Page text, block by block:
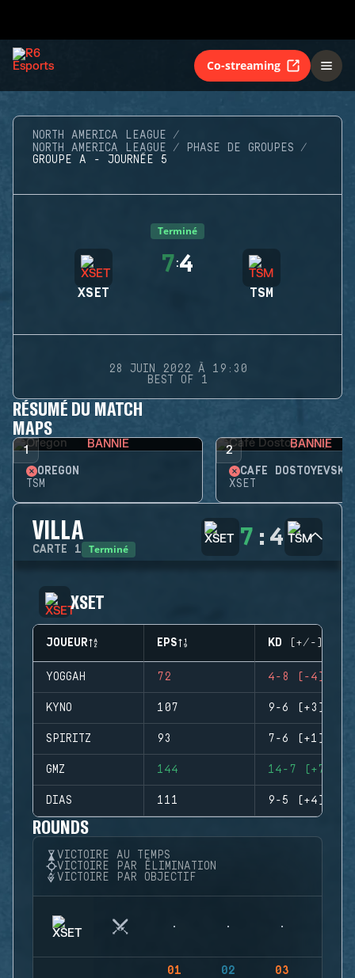
Co-streaming
NORTH AMERICA LEAGUE
NORTH AMERICA LEAGUE
PHASE DE GROUPES
GROUPE A - JOURNÉE 5
Terminé
XSET
7:4
TSM
28 JUIN 2022 À 19:30
BEST OF 1
RÉSUMÉ DU MATCH
MAPS
1 BANNIE
OREGON
TSM
2 BANNIE
CAFÉ DOSTOYEVSKY
XSET
VILLA
CARTE 1 Terminé 7 : 4
XSET
JOUEUR EPS KD (+/-)
YOGGAH 72 4-8 (-4)
KYNO 107 9-6 (+3)
SPIRITZ 93 7-6 (+1)
GMZ 144 14-7 (+7)
DIAS 111 9-5 (+4)
ROUNDS
VICTOIRE AU TEMPS
VICTOIRE PAR ÉLIMINATION
VICTOIRE PAR OBJECTIF
01 02 03